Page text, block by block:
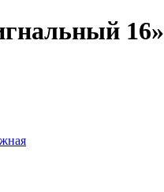
16»